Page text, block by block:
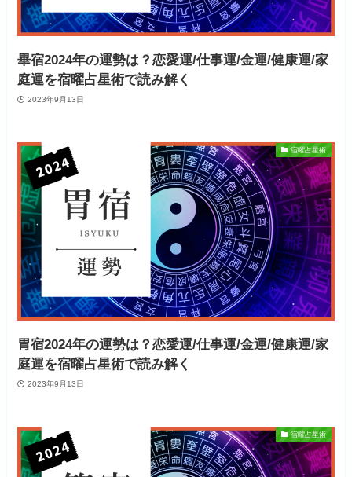
畢宿2024年の運勢は？恋愛運/仕事運/金運/健康運/家
庭運を宿曜占星術で読み解く
2023年9月13日
宿曜占星術
胃宿2024年の運勢は？恋愛運/仕事運/金運/健康運/家
庭運を宿曜占星術で読み解く
2023年9月13日
宿曜占星術